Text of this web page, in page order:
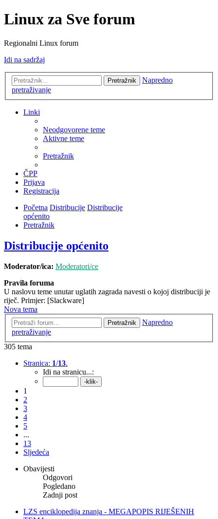
Linux za Sve forum
Regionalni Linux forum
Idi na sadržaj
Pretražnik
Napredno
pretraživanje
Linki
Neodgovorene teme
Aktivne teme
Pretražnik
ČPP
Prijava
Registracija
Početna Distribucije Distribucije
općenito
Pretražnik
Distribucije općenito
Moderator/ica: Moderatori/ce
Pravila foruma
U naslovu teme unutar uglatih zagrada navesti o kojoj distribuciji je
riječ. Primjer: [Slackware]
Nova tema
Pretražnik
Napredno
pretraživanje
305 tema
Stranica: 1/13.
Idi na stranicu...:
1
2
3
4
5
...
13
Sljedeća
Obavijesti
Odgovori
Pogledano
Zadnji post
LZS enciklopedija znanja - MEGAPOPIS RIJEŠENIH